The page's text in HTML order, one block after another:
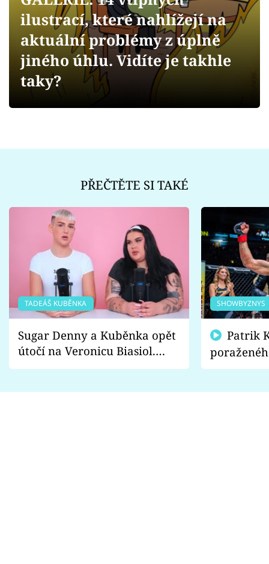
Videa
Sledujte prima+
ilustrací, které nahlížejí na
aktuální problémy z úplně
jiného úhlu. Vidíte je takhle
taky?
PŘEČTĚTE SI TAKÉ
TADEÁŠ KUBĚNKA
Sugar Denny a Kuběnka opět
útočí na Veronicu Biasiol.
Proč je podle nich falešná a
SHOWBYZNYS
fanoušci